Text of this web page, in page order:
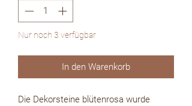
Nur noch 3 verfügbar
In den Warenkorb
Die Dekorsteine blütenrosa wurde